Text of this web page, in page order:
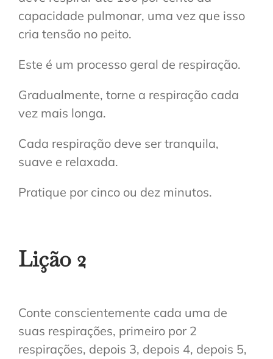
capacidade pulmonar, uma vez que isso
cria tensão no peito.
Este é um processo geral de respiração.
Gradualmente, torne a respiração cada
vez mais longa.
Cada respiração deve ser tranquila,
suave e relaxada.
Pratique por cinco ou dez minutos.
Lição 2
Conte conscientemente cada uma de
suas respirações, primeiro por 2
respirações, depois 3, depois 4, depois 5,